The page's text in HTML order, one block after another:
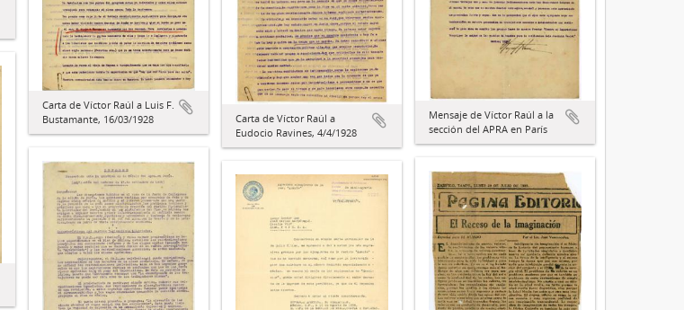
Carta de Víctor Raúl a Luis F.
Bustamante, 16/03/1928
Carta de Víctor Raúl a
Eudocio Ravines, 4/4/1928
Mensaje de Víctor Raúl a la
sección del APRA en París